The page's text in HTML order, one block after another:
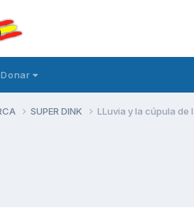
Donar
SUPER DINK LLuvia y la cúpula de